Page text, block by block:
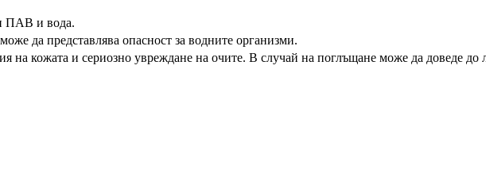
ПАВ и вода.
да представлява опасност за водните организми.
на кожата и сериозно увреждане на очите. В случай на поглъщане може да доведе до